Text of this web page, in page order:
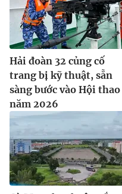
Hải đoàn 32 củng cố
trang bị kỹ thuật, sẵn
sàng bước vào Hội thao
năm 2026